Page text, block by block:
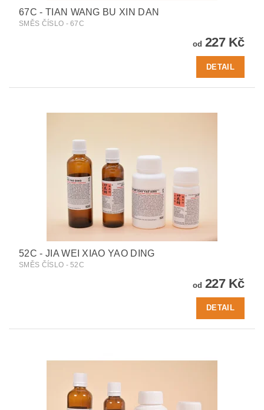
67C - TIAN WANG BU XIN DAN
SMĚS ČÍSLO - 67C
od 227 Kč
DETAIL
52C - JIA WEI XIAO YAO DING
SMĚS ČÍSLO - 52C
od 227 Kč
DETAIL